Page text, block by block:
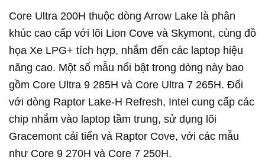
Core Ultra 200H thuộc dòng Arrow Lake là phân
khúc cao cấp với lõi Lion Cove và Skymont, cùng đồ
họa Xe LPG+ tích hợp, nhắm đến các laptop hiệu
năng cao. Một số mẫu nổi bật trong dòng này bao
gồm Core Ultra 9 285H và Core Ultra 7 265H. Đối
với dòng Raptor Lake-H Refresh, Intel cung cấp các
chip nhắm vào laptop tầm trung, sử dụng lõi
Gracemont cải tiến và Raptor Cove, với các mẫu
như Core 9 270H và Core 7 250H.